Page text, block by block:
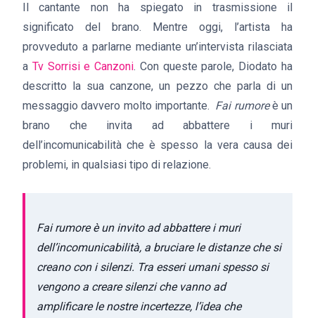
Il cantante non ha spiegato in trasmissione il
significato del brano. Mentre oggi, l’artista ha
provveduto a parlarne mediante un’intervista rilasciata
a Tv Sorrisi e Canzoni. Con queste parole, Diodato ha
descritto la sua canzone, un pezzo che parla di un
messaggio davvero molto importante. Fai rumoreè un
brano che invita ad abbattere i muri
dell’incomunicabilità che è spesso la vera causa dei
problemi, in qualsiasi tipo di relazione.
Fai rumore è un invito ad abbattere i muri
dell’incomunicabilità, a bruciare le distanze che si
creano con i silenzi. Tra esseri umani spesso si
vengono a creare silenzi che vanno ad
amplificare le nostre incertezze, l’idea che